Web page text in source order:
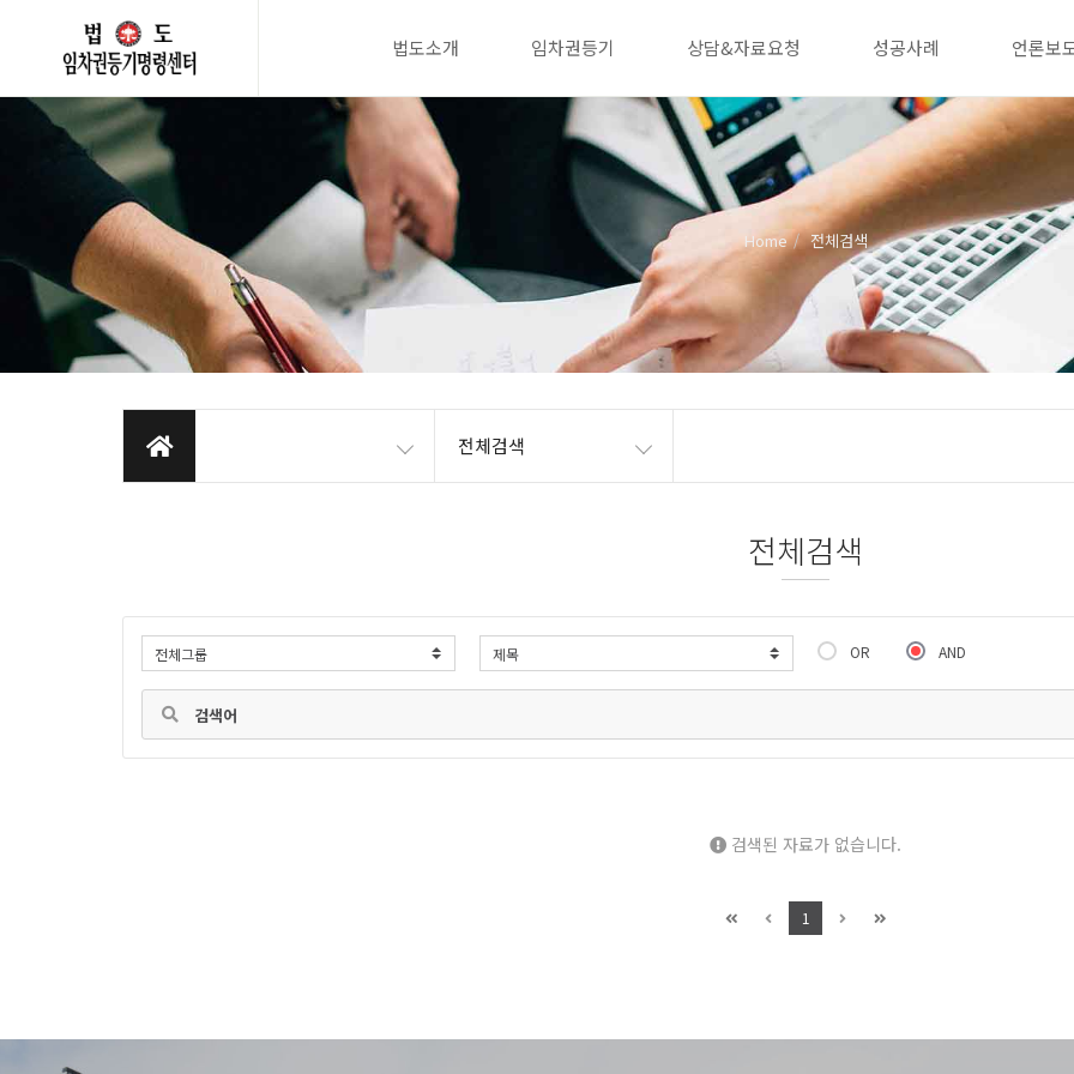
법도소개 임차권등기 상담&자료요청 성공사례 언론보
Home 전체검색
전체검색
전체검색
OR AND
검색된 자료가 없습니다.
1